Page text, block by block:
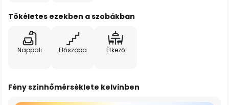
Tökéletes ezekben a szobákban
Nappali Előszoba Étkező
Fény színhőmérséklete kelvinben